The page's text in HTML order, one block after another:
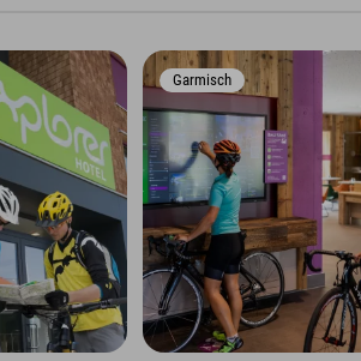
Garmisch